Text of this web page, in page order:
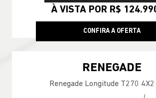
À VISTA POR R$
CONFIRA A OFERTA
RENEGADE
Renegade Longitude T270